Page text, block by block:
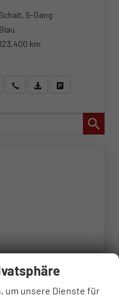
Schalt. 5-Gang
Blau
123.400 km
WhatsApp anfragen
Wir rufen Sie anFahrzeugexposé (PDF)
um unsere Dienste für